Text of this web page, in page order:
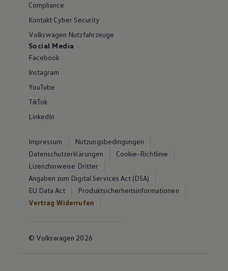
Compliance
Kontakt Cyber Security
Volkswagen Nutzfahrzeuge
Social Media
Facebook
Instagram
YouTube
TikTok
LinkedIn
Impressum
Nutzungsbedingungen
Datenschutzerklärungen
Cookie-Richtlinie
Lizenzhinweise Dritter
Angaben zum Digital Services Act (DSA)
EU Data Act
Produktsicherheitsinformationen
Vertrag Widerrufen
© Volkswagen 2026